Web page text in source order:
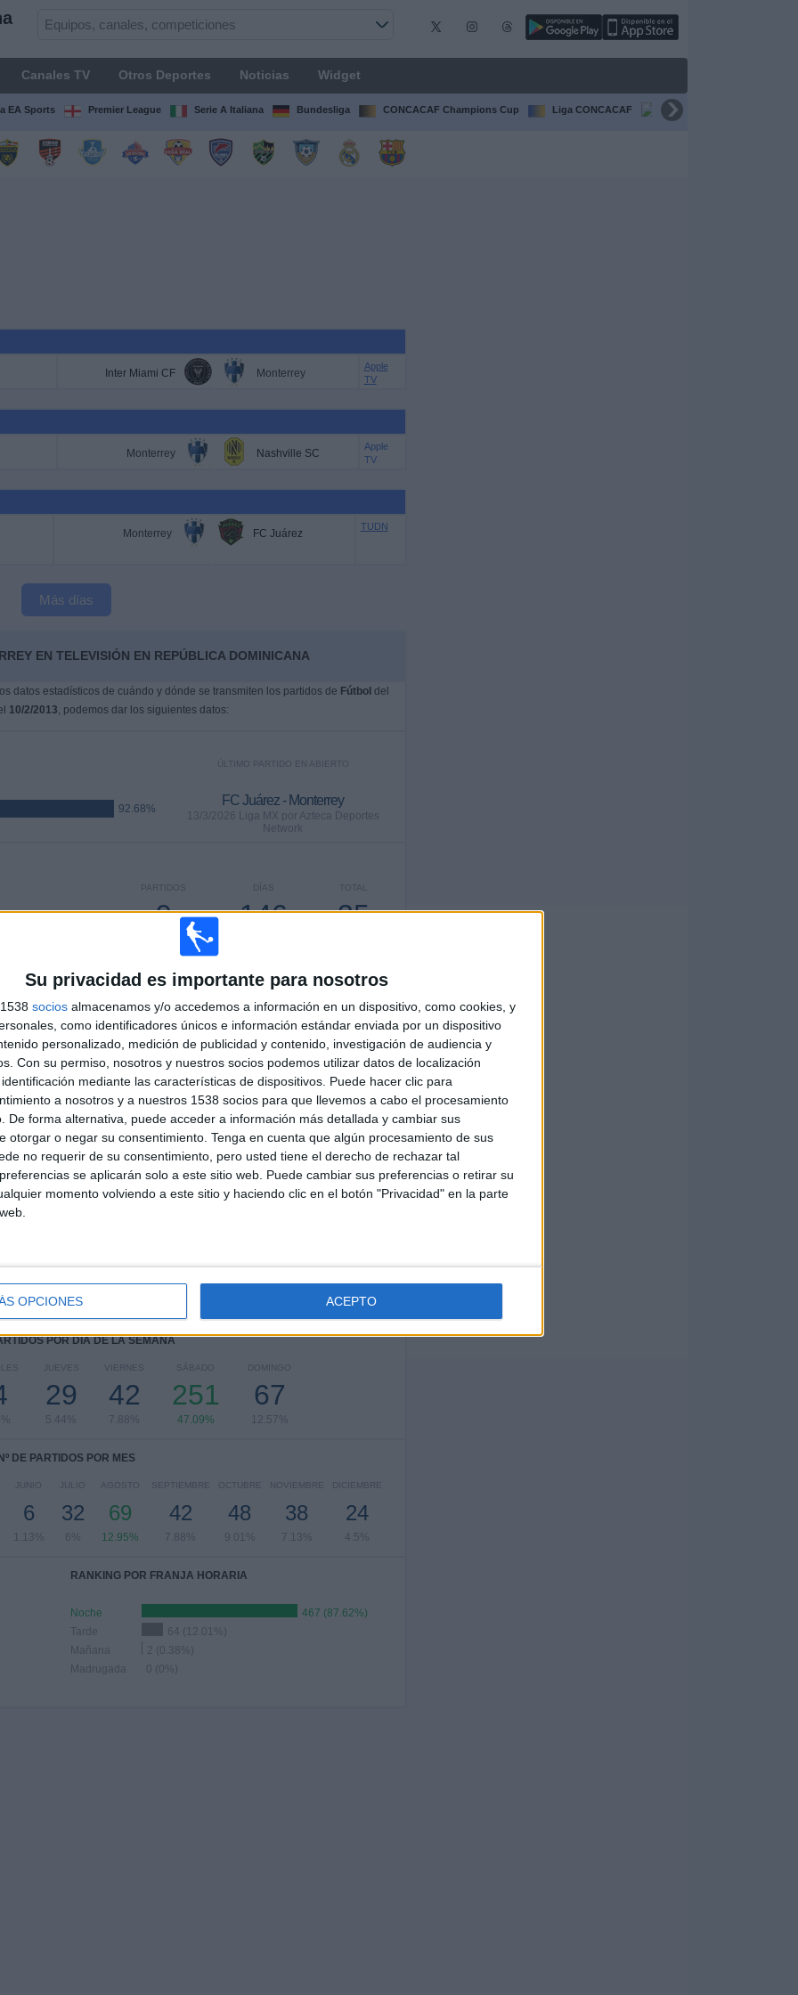
Su privacidad es importante para nosotros
socios almacenamos y/o accedemos a información en un dispositivo, como cookies, y
como identificadores únicos e información estándar enviada por un dispositivo
personalizado, medición de publicidad y contenido, investigación de audiencia y
Con su permiso, nosotros y nuestros socios podemos utilizar datos de localización
mediante las características de dispositivos. Puede hacer clic para
a nosotros y a nuestros 1538 socios para que llevemos a cabo el procesamiento
De forma alternativa, puede acceder a información más detallada y cambiar sus
otorgar o negar su consentimiento. Tenga en cuenta que algún procesamiento de sus
no requerir de su consentimiento, pero usted tiene el derecho de rechazar tal
se aplicarán solo a este sitio web. Puede cambiar sus preferencias o retirar su
momento volviendo a este sitio y haciendo clic en el botón "Privacidad" en la parte
OPCIONES ACEPTO
Canales TV Otros Deportes Noticias Widget
EA Sports Premier League Serie A Italiana Bundesliga CONCACAF Champions Cup Liga CONCACAF Champions League
Inter Miami CF Monterrey
Apple
TV
Monterrey Nashville SC
Apple
TV
Monterrey FC Juárez
TUDN
Más días
EN TELEVISIÓN EN REPÚBLICA DOMINICANA
datos estadísticos de cuándo y dónde se transmiten los partidos de Fútbol del
10/2/2013, podemos dar los siguientes datos:
92.68%
ÚLTIMO PARTIDO EN ABIERTO
FC Juárez - Monterrey
13/3/2026 Liga MX por Azteca Deportes
Network
TOTAL
35
DÍAS
146
PARTIDOS
9
CONSECUTIVOS
DE PAGO
TOTAL
67
MÁXIMO
40
VS América
TOTAL
13
RANKING POR COMPETICIONES
Liga MX
395 (74.11%)
Leagues Cup
13 (2.44%)
Ver ranking completo
POR DÍA DE LA SEMANA
JUEVES
29
5.44%
VIERNES
42
7.88%
SÁBADO
251
47.09%
DOMINGO
67
12.57%
Nº DE PARTIDOS POR MES
JUNIO
6
1.13%
JULIO
32
6%
AGOSTO
69
12.95%
SEPTIEMBRE
42
7.88%
OCTUBRE
48
9.01%
NOVIEMBRE
38
7.13%
DICIEMBRE
24
4.5%
RANKING POR FRANJA HORARIA
Noche
467 (87.62%)
Tarde
64 (12.01%)
Mañana
2 (0.38%)
Madrugada
0 (0%)